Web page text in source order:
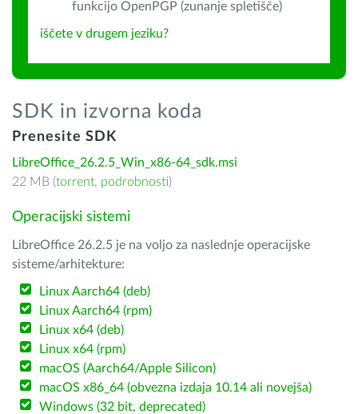
funkcijo OpenPGP (zunanje spletišče)
iščete v drugem jeziku?
SDK in izvorna koda
Prenesite SDK
LibreOffice_26.2.5_Win_x86-64_sdk.msi
22 MB (torrent, podrobnosti)
Operacijski sistemi
LibreOffice 26.2.5 je na voljo za naslednje operacijske
sisteme/arhitekture:
Linux Aarch64 (deb)
Linux Aarch64 (rpm)
Linux x64 (deb)
Linux x64 (rpm)
macOS (Aarch64/Apple Silicon)
macOS x86_64 (obvezna izdaja 10.14 ali novejša)
Windows (32 bit, deprecated)